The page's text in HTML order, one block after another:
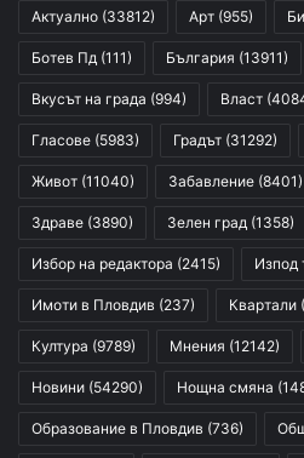
Актуално (33812) Арт (955)
Ботев Пд (111) България (13911)
Вкусът на града (994) Власт
Гласове (5983) Градът (31292)
Живот (11040) Забавление (8401)
Здраве (3890) Зелен град (1358)
Избор на редактора (2415) Изпод
Имоти в Пловдив (237) Квартали
Култура (9789) Мнения (12142)
Новини (54290) Нощна смяна
Образование в Пловдив (736)